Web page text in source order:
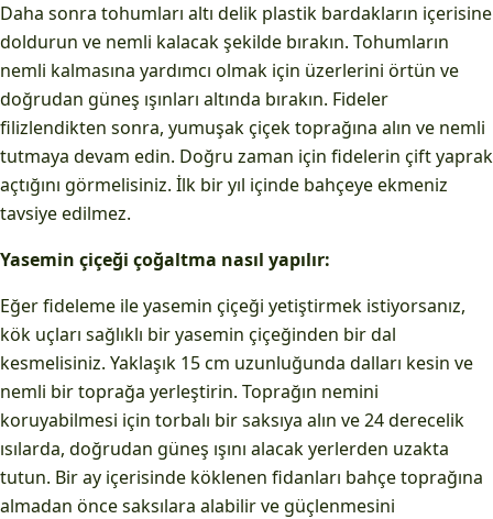
Daha sonra tohumları altı delik plastik bardakların içerisine
doldurun ve nemli kalacak şekilde bırakın. Tohumların
nemli kalmasına yardımcı olmak için üzerlerini örtün ve
doğrudan güneş ışınları altında bırakın. Fideler
filizlendikten sonra, yumuşak çiçek toprağına alın ve nemli
tutmaya devam edin. Doğru zaman için fidelerin çift yaprak
açtığını görmelisiniz. İlk bir yıl içinde bahçeye ekmeniz
tavsiye edilmez.
Yasemin çiçeği çoğaltma nasıl yapılır:
Eğer fideleme ile yasemin çiçeği yetiştirmek istiyorsanız,
kök uçları sağlıklı bir yasemin çiçeğinden bir dal
kesmelisiniz. Yaklaşık 15 cm uzunluğunda dalları kesin ve
nemli bir toprağa yerleştirin. Toprağın nemini
koruyabilmesi için torbalı bir saksıya alın ve 24 derecelik
ısılarda, doğrudan güneş ışını alacak yerlerden uzakta
tutun. Bir ay içerisinde köklenen fidanları bahçe toprağına
almadan önce saksılara alabilir ve güçlenmesini